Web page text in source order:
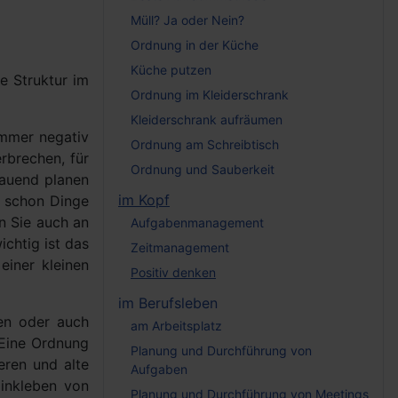
Struktur im
negativ
für
planen
Dinge
Sie auch an
ist das
kleinen
oder auch
Ordnung
und alte
von
Müll? Ja oder Nein?
Ordnung in der Küche
Küche putzen
Ordnung im Kleiderschrank
Kleiderschrank aufräumen
Ordnung am Schreibtisch
Ordnung und Sauberkeit
im Kopf
Aufgabenmanagement
Zeitmanagement
Positiv denken
im Berufsleben
am Arbeitsplatz
Planung und Durchführung von
Aufgaben
Planung und Durchführung von Meetings